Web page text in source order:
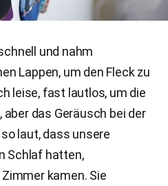
und nahm
Lappen, um den Fleck zu
leise, fast lautlos, um die
das Geräusch bei der
laut, dass unsere
Schlaf hatten,
kamen. Sie